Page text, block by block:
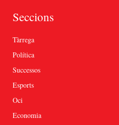
Seccions
Tàrrega
Política
Successos
Esports
Oci
Economia